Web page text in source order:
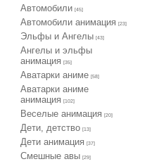
Автомобили [45]
Автомобили анимация [23]
Эльфы и Ангелы [43]
Ангелы и эльфы
анимация
[35]
Аватарки аниме [58]
Аватарки аниме
анимация
[102]
Веселые анимация [20]
Дети, детство [13]
Дети анимация [37]
Cмешные авы [29]